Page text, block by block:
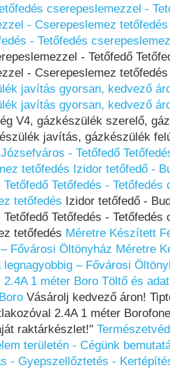
cserepeslemezzel -
- Cserepeslemez tetőfedés
- Tetőfedés
- Tetőfedő
- Cserepeslemez
javítás gyorsan, kedvező
javítás gyorsan, kedvező
V4, gázkészülék szerelő,
javítás, gázkészülék
- Tetőfedő
tetőfedés Izidor tetőfedő -
Tetőfedés - Tetőfedés
tetőfedés Izidor tetőfedő -
Tetőfedés - Tetőfedés
tetőfedés Méretre Készített
Fővárosi Öltönyház Méretre
legnagyobbig – Fővárosi
1 méter Boro Töltő és
Vásárolj kedvező áron!
2.4A 1 méter
raktárkészlet!"
területén - Cégünk
- Gyepszellőztetés -